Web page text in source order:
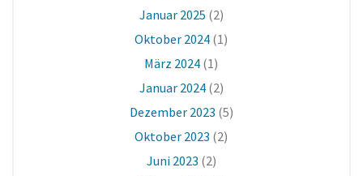
Januar 2025 (2)
Oktober 2024 (1)
März 2024 (1)
Januar 2024(2)
Dezember 2023 (5)
Oktober 2023 (2)
Juni 2023 (2)